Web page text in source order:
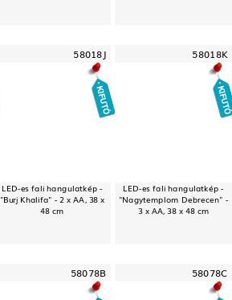
58018J
LED-es fali hangulatkép -
"Burj Khalifa" - 2 x AA, 38 x
48 cm
58018K
LED-es fali hangulatkép -
"Nagytemplom Debrecen" -
3 x AA, 38 x 48 cm
58078B 58078C